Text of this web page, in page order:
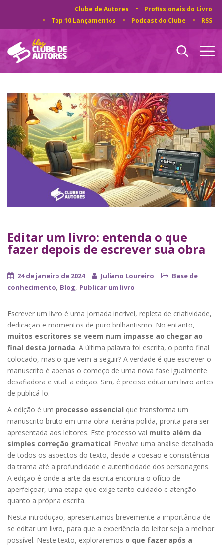
Clube de Autores
Profissionais do Livro
Top 10 Lançamentos
Podcast do Clube RSS
Editar um livro: entenda o que
fazer depois de escrever sua obra
24 de janeiro de 2024 Juliano Loureiro
Base de
conhecimento, Blog, Publicar um livro
Escrever um livro é uma jornada incrível, repleta de criatividade,
dedicação e momentos de puro brilhantismo. No entanto,
muitos escritores se veem num impasse ao chegar ao
final desta jornada. A última palavra foi escrita, o ponto final
colocado, mas o que vem a seguir? A verdade é que escrever o
manuscrito é apenas o começo de uma nova fase igualmente
desafiadora e vital: a edição. Sim, é preciso editar um livro antes
de publicá-lo.
A edição é um processo essencial que transforma um
manuscrito bruto em uma obra literária polida, pronta para ser
apresentada aos leitores. Este processo vai muito além da
simples correção gramatical. Envolve uma análise detalhada
de todos os aspectos do texto, desde a coesão e consistência
da trama até a profundidade e autenticidade dos personagens.
A edição é onde a arte da escrita encontra o ofício de
aperfeiçoar, uma etapa que exige tanto cuidado e atenção
quanto a própria escrita.
Nesta introdução, apresentamos brevemente a importância de
se editar um livro, para que a experiência do leitor seja a melhor
possível. Neste texto, exploraremos o que fazer após a